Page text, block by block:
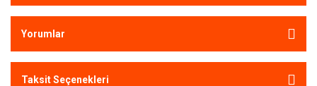
Yorumlar
Taksit Seçenekleri